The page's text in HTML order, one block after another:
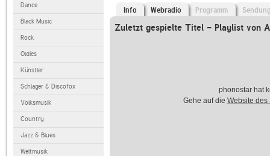
Dance
Black Music
Rock
Oldies
Künstler
Schlager & Discofox
Volksmusik
Country
Jazz & Blues
Weltmusik
Info Webradio Programm
Zuletzt gespielte Titel - Playlist von
phonostar hat
Gehe auf die Website des